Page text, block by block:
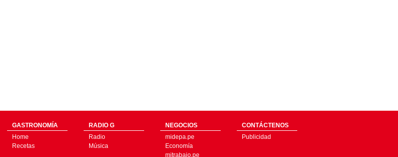
GASTRONOMÍA
Home
Recetas
RADIO G
Radio
Música
NEGOCIOS
midepa.pe
Economía
mitrabajo.pe
CONTÁCTENOS
Publicidad